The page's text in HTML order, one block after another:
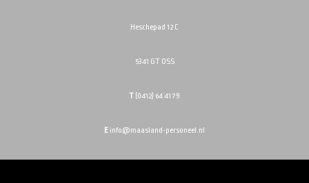
Heschepad 12 C
5341 GT OSS
T (0412) 64 41 79
E info@maasland-personeel.nl